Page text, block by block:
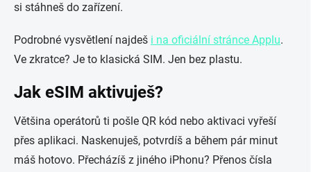
si stáhneš do zařízení.
Podrobné vysvětlení najdeš i na oficiální stránce Applu.
Ve zkratce? Je to klasická SIM. Jen bez plastu.
Jak eSIM aktivuješ?
Většina operátorů ti pošle QR kód nebo aktivaci vyřeší
přes aplikaci. Naskenuješ, potvrdíš a během pár minut
máš hotovo. Přecházíš z jiného iPhonu? Přenos čísla